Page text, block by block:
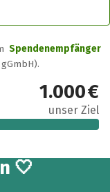
Spendenempfänger
1.000 €
unser Ziel
🤍